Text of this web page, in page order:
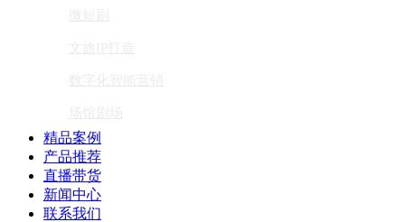
精品案例
产品推荐
直播带货
新闻中心
联系我们